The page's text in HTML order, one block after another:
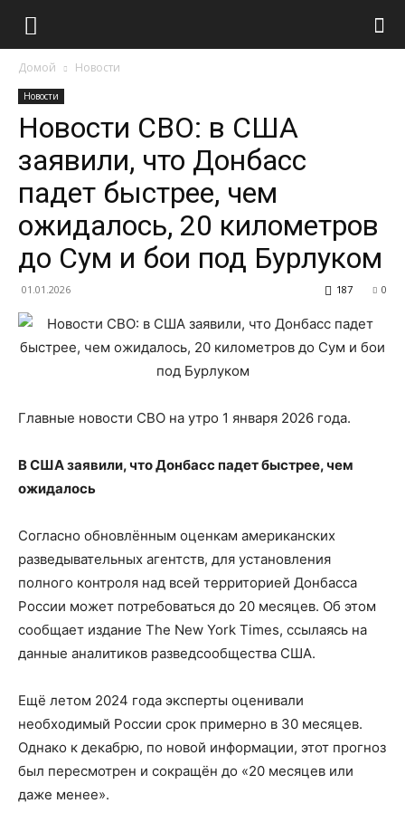
Домой Новости
Новости
Новости СВО: в США
заявили, что Донбасс
падет быстрее, чем
ожидалось, 20 километров
до Сум и бои под Бурлуком
01.01.2026 0
187
Главные новости СВО на утро 1 января 2026 года.
В США заявили, что Донбасс падет быстрее, чем
ожидалось
Согласно обновлённым оценкам американских
разведывательных агентств, для установления
полного контроля над всей территорией Донбасса
России может потребоваться до 20 месяцев. Об этом
сообщает издание The New York Times, ссылаясь на
данные аналитиков разведсообщества США.
Ещё летом 2024 года эксперты оценивали
необходимый России срок примерно в 30 месяцев.
Однако к декабрю, по новой информации, этот прогноз
был пересмотрен и сокращён до «20 месяцев или
даже менее».